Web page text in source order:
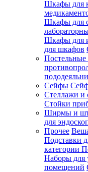
Шкафы для
Шкафы для
Шкафы для
для шкафов
Постельные
Сейфы
Стеллажи и
Стойки
Ширмы и
для
Прочее
Подставки
категории
Наборы для
помещений